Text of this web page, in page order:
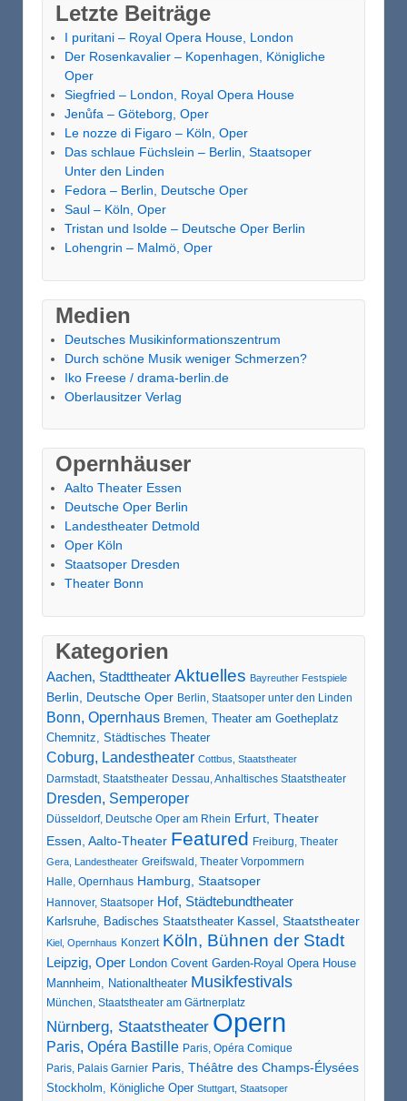
Letzte Beiträge
I puritani – Royal Opera House, London
Der Rosenkavalier – Kopenhagen, Königliche
Oper
Siegfried – London, Royal Opera House
Jenůfa – Göteborg, Oper
Le nozze di Figaro – Köln, Oper
Das schlaue Füchslein – Berlin, Staatsoper
Unter den Linden
Fedora – Berlin, Deutsche Oper
Saul – Köln, Oper
Tristan und Isolde – Deutsche Oper Berlin
Lohengrin – Malmö, Oper
Medien
Deutsches Musikinformationszentrum
Durch schöne Musik weniger Schmerzen?
Iko Freese / drama-berlin.de
Oberlausitzer Verlag
Opernhäuser
Aalto Theater Essen
Deutsche Oper Berlin
Landestheater Detmold
Oper Köln
Staatsoper Dresden
Theater Bonn
Kategorien
Aachen, Stadttheater Aktuelles Bayreuther Festspiele
Berlin, Deutsche Oper Berlin, Staatsoper unter den Linden
Bonn, Opernhaus Bremen, Theater am Goetheplatz
Chemnitz, Städtisches Theater
Coburg, Landestheater Cottbus, Staatstheater
Darmstadt, Staatstheater Dessau, Anhaltisches Staatstheater
Dresden, Semperoper
Düsseldorf, Deutsche Oper am Rhein Erfurt, Theater
Essen, Aalto-Theater Featured Freiburg, Theater
Gera, Landestheater Greifswald, Theater Vorpommern
Halle, Opernhaus Hamburg, Staatsoper
Hannover, Staatsoper Hof, Städtebundtheater
Karlsruhe, Badisches Staatstheater Kassel, Staatstheater
Kiel, Opernhaus Konzert Köln, Bühnen der Stadt
Leipzig, Oper London Covent Garden-Royal Opera House
Mannheim, Nationaltheater Musikfestivals
München, Staatstheater am Gärtnerplatz
Nürnberg, Staatstheater Opern
Paris, Opéra Bastille Paris, Opéra Comique
Paris, Palais Garnier Paris, Théâtre des Champs-Élysées
Stockholm, Königliche Oper Stuttgart, Staatsoper